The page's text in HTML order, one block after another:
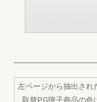
左ページから抽出され
取替PG障子商品の色